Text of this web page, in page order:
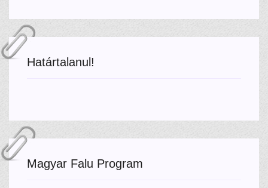
Határtalanul!
Magyar Falu Program